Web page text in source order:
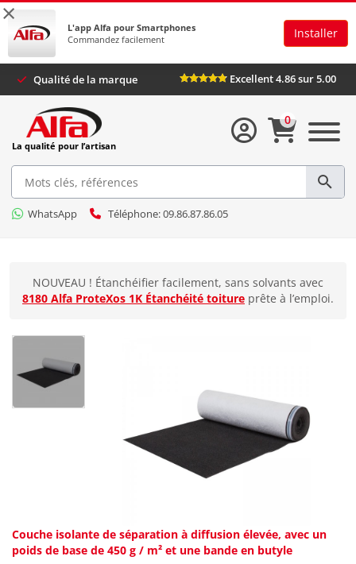
×
L'app Alfa pour Smartphones
Commandez facilement
Installer
Qualité de la marque Excellent 4.86 sur 5.00
La qualité pour l’artisan
WhatsApp Téléphone: 09.86.87.86.05
0
NOUVEAU ! Étanchéifier facilement, sans solvants avec
8180 Alfa ProteXos 1K Étanchéité toiture prête à l’emploi.
Couche isolante de séparation à diffusion élevée, avec un
poids de base de 450 g / m² et une bande en butyle